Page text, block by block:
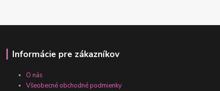
Informácie pre zákazníkov
O nás
Všeobecné obchodné podmienky